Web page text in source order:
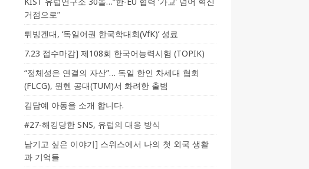
거점으로”
튀빙겐대, ‘독일어권 한국학대회(VfK)’ 성료
7.23 접수마감] 제108회 한국어능력시험 (TOPIK)
“정체성은 연결의 자산”… 독일 한인 차세대 협회
(FLCG), 뮌헨 공대(TUM)서 화려한 출범
김담예 아동을 소개 합니다.
#27-해킹당한 SNS, 유럽의 대응 방식
남기고 싶은 이야기] 스위스에서 나의 첫 외국 생활
과 기억들